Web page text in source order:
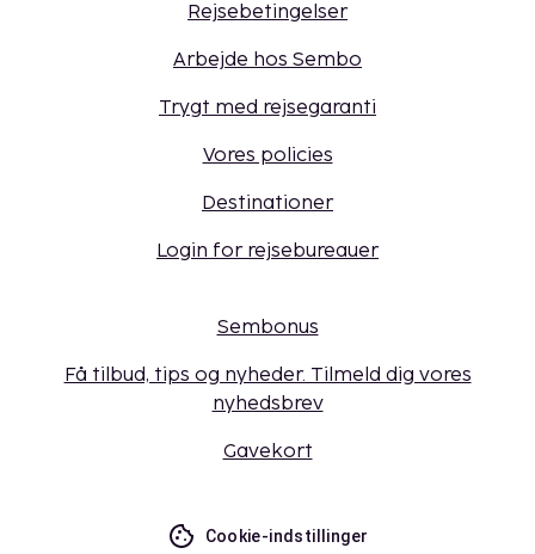
Rejsebetingelser
Arbejde hos Sembo
Trygt med rejsegaranti
Vores policies
Destinationer
Login for rejsebureauer
Sembonus
Få tilbud, tips og nyheder. Tilmeld dig vores
nyhedsbrev
Gavekort
Cookie-indstillinger